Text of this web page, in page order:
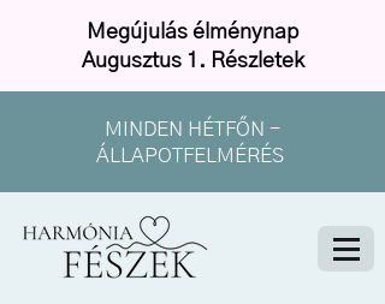
MINDEN HÉTFŐN -
ÁLLAPOTFELMÉRÉS
Megújulás élménynap
Augusztus 1. Részletek